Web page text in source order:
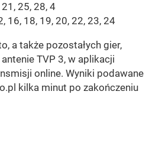
25, 28, 4
16, 18, 19, 20, 22, 23, 24
a także pozostałych gier,
TVP 3, w aplikacji
online. Wyniki podawane
kilka minut po zakończeniu